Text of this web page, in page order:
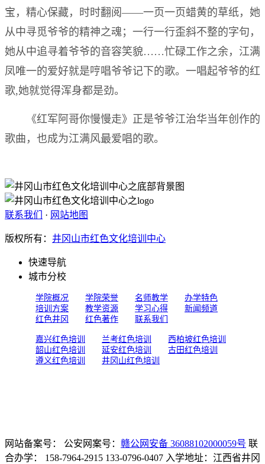
宝，精心保藏，时时翻阅——一页一页蜡黄的草纸，她
从中寻觅爷爷的精神之魂；一行一行歪斜不整的字句，
她从中追寻着爷爷的音容笑貌……忙碌工作之余，江满
凤唯一的爱好就是哼唱爷爷记下的歌。一唱起爷爷的红
歌,她就觉得浑身都是劲。
《红军阿哥你慢慢走》正是爷爷江治华当年创作的
歌曲，也成为江满风最爱唱的歌。
联系我们 · 网站地图
版权所有： 井冈山市红色文化培训中心
快速导航
城市分校
学院概况 学院荣誉 名师教学
办学特色
培训方案
教学资源 学习心得
新闻频道
红色井冈
红色著作 联系我们
嘉兴红色培训 兰考红色培训
西柏坡红色培训
韶山红色培训
延安红色培训
古田红色培训
遵义红色培训
井冈山红色培训
网站备案号： 公安网案号： 赣公网安备 36088102000059号 联
合办学： 158-7964-2915 133-0796-0407 入学地址：江西省井冈